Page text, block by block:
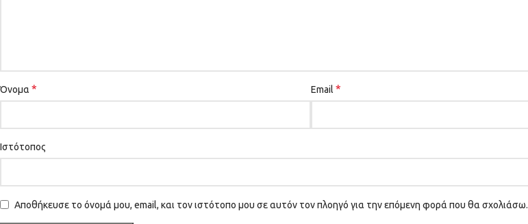
Όνομα * Email*
Ιστότοπος
Αποθήκευσε το όνομά μου, email, και τον ιστότοπο μου σε αυτόν τον πλοηγό για την επόμενη φορά που θα σχολιάσω.